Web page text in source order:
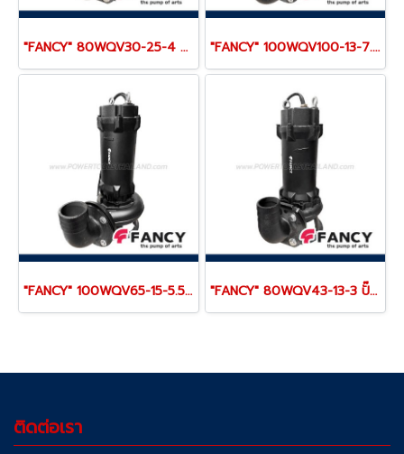
"FANCY" 80WQV30-25-4 ปั๊มแช่ดูดโคลน 3 นิ้ว กระแสไฟ 4.0 KW/ 5.5 แรง (380V) ส่งสูง 25 เมตร ใบพัดตัดเหล็ก 48HR "FANCY" 100WQV100-13-7.5 ปั๊มแช่ดูดโคลน 4 นิ้ว กระแสไฟ 7.5 KW/ 10 แรง (380V) ส่งสูง 13 เมตร ใบพัดตัดเหล็ก 48HR
"FANCY" 100WQV65-15-5.5 ปั๊มแช่ดูดโคลน 4 นิ้ว กระแสไฟ 5.5 KW/ 7.5 แรง (380V) ส่งสูง 15 เมตร ใบพัดตัดเหล็ก 48HR "FANCY" 80WQV43-13-3 ปั๊มแช่ดูดโคลน 3 นิ้ว กระแสไฟ 3.0 KW/ 4 แรง (380V) ส่งสูง 13 เมตร ใบพัดตัดเหล็ก 48HR
ติดต่อเรา